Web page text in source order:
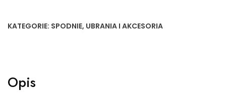
KATEGORIE: SPODNIE, UBRANIA I AKCESORIA
Opis